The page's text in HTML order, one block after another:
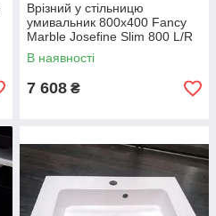
Врізний у стільницю
умивальник 800х400 Fancy
Marble Josefine Slim 800 L/R
В наявності
7 608 ₴